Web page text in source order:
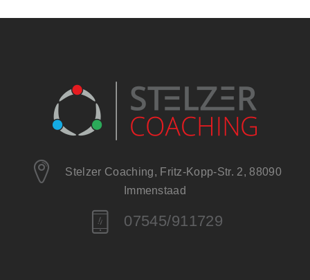
Stelzer Coaching, Fritz-Kopp-Str. 2, 88090
Immenstaad
07545/911729